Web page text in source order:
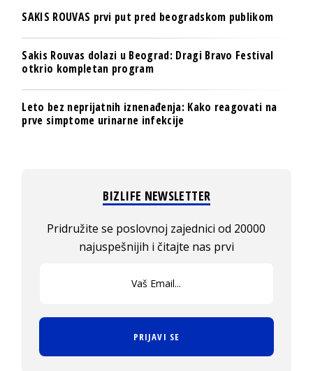
SAKIS ROUVAS prvi put pred beogradskom publikom
Sakis Rouvas dolazi u Beograd: Dragi Bravo Festival
otkrio kompletan program
Leto bez neprijatnih iznenađenja: Kako reagovati na
prve simptome urinarne infekcije
BIZLIFE NEWSLETTER
Pridružite se poslovnoj zajednici od 20000
najuspešnijih i čitajte nas prvi
PRIJAVI SE